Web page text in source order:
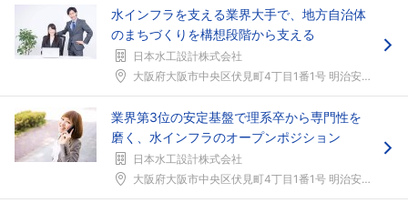
水インフラを支える業界大手で、地方自治体
のまちづくりを構想段階から支える
日本水工設計株式会社
大阪府大阪市中央区伏見町4丁目1番1号 明治安田生...
業界第3位の安定基盤で理系卒から専門性を
磨く、水インフラのオープンポジション
日本水工設計株式会社
大阪府大阪市中央区伏見町4丁目1番1号 明治安田生...